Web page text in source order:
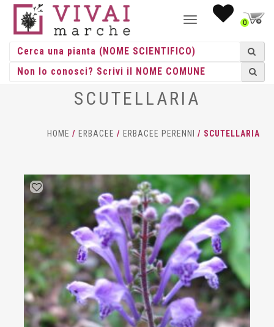
NAVIGAZIONE0
SCUTELLARIA
HOME / ERBACEE / ERBACEE PERENNI / SCUTELLARIA